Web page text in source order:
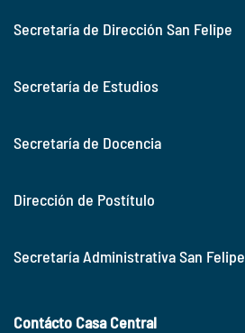
Secretaría de Dirección San Felipe
Secretaría de Estudios
Secretaría de Docencia
Dirección de Postítulo
Secretaría Administrativa San Felipe
Contácto Casa Central